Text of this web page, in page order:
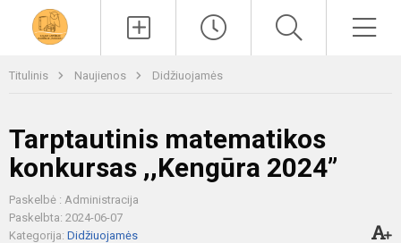
Titulinis Naujienos Didžiuojamės
Tarptautinis matematikos
konkursas ,,Kengūra 2024”
Paskelbė : Administracija
Paskelbta: 2024-06-07
Kategorija: Didžiuojamės